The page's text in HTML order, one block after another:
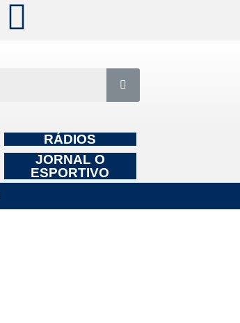
RÁDIOS
JORNAL O
ESPORTIVO